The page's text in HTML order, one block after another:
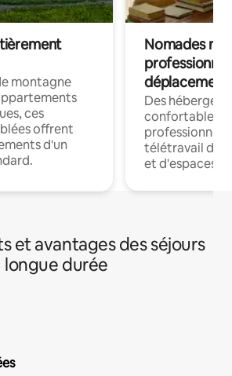
montagne
ces
offrent
d'un
Nomades
déplacement
Des
confortables
professionnels
télétravail
et d'espaces
et avantages des séjours
longue durée